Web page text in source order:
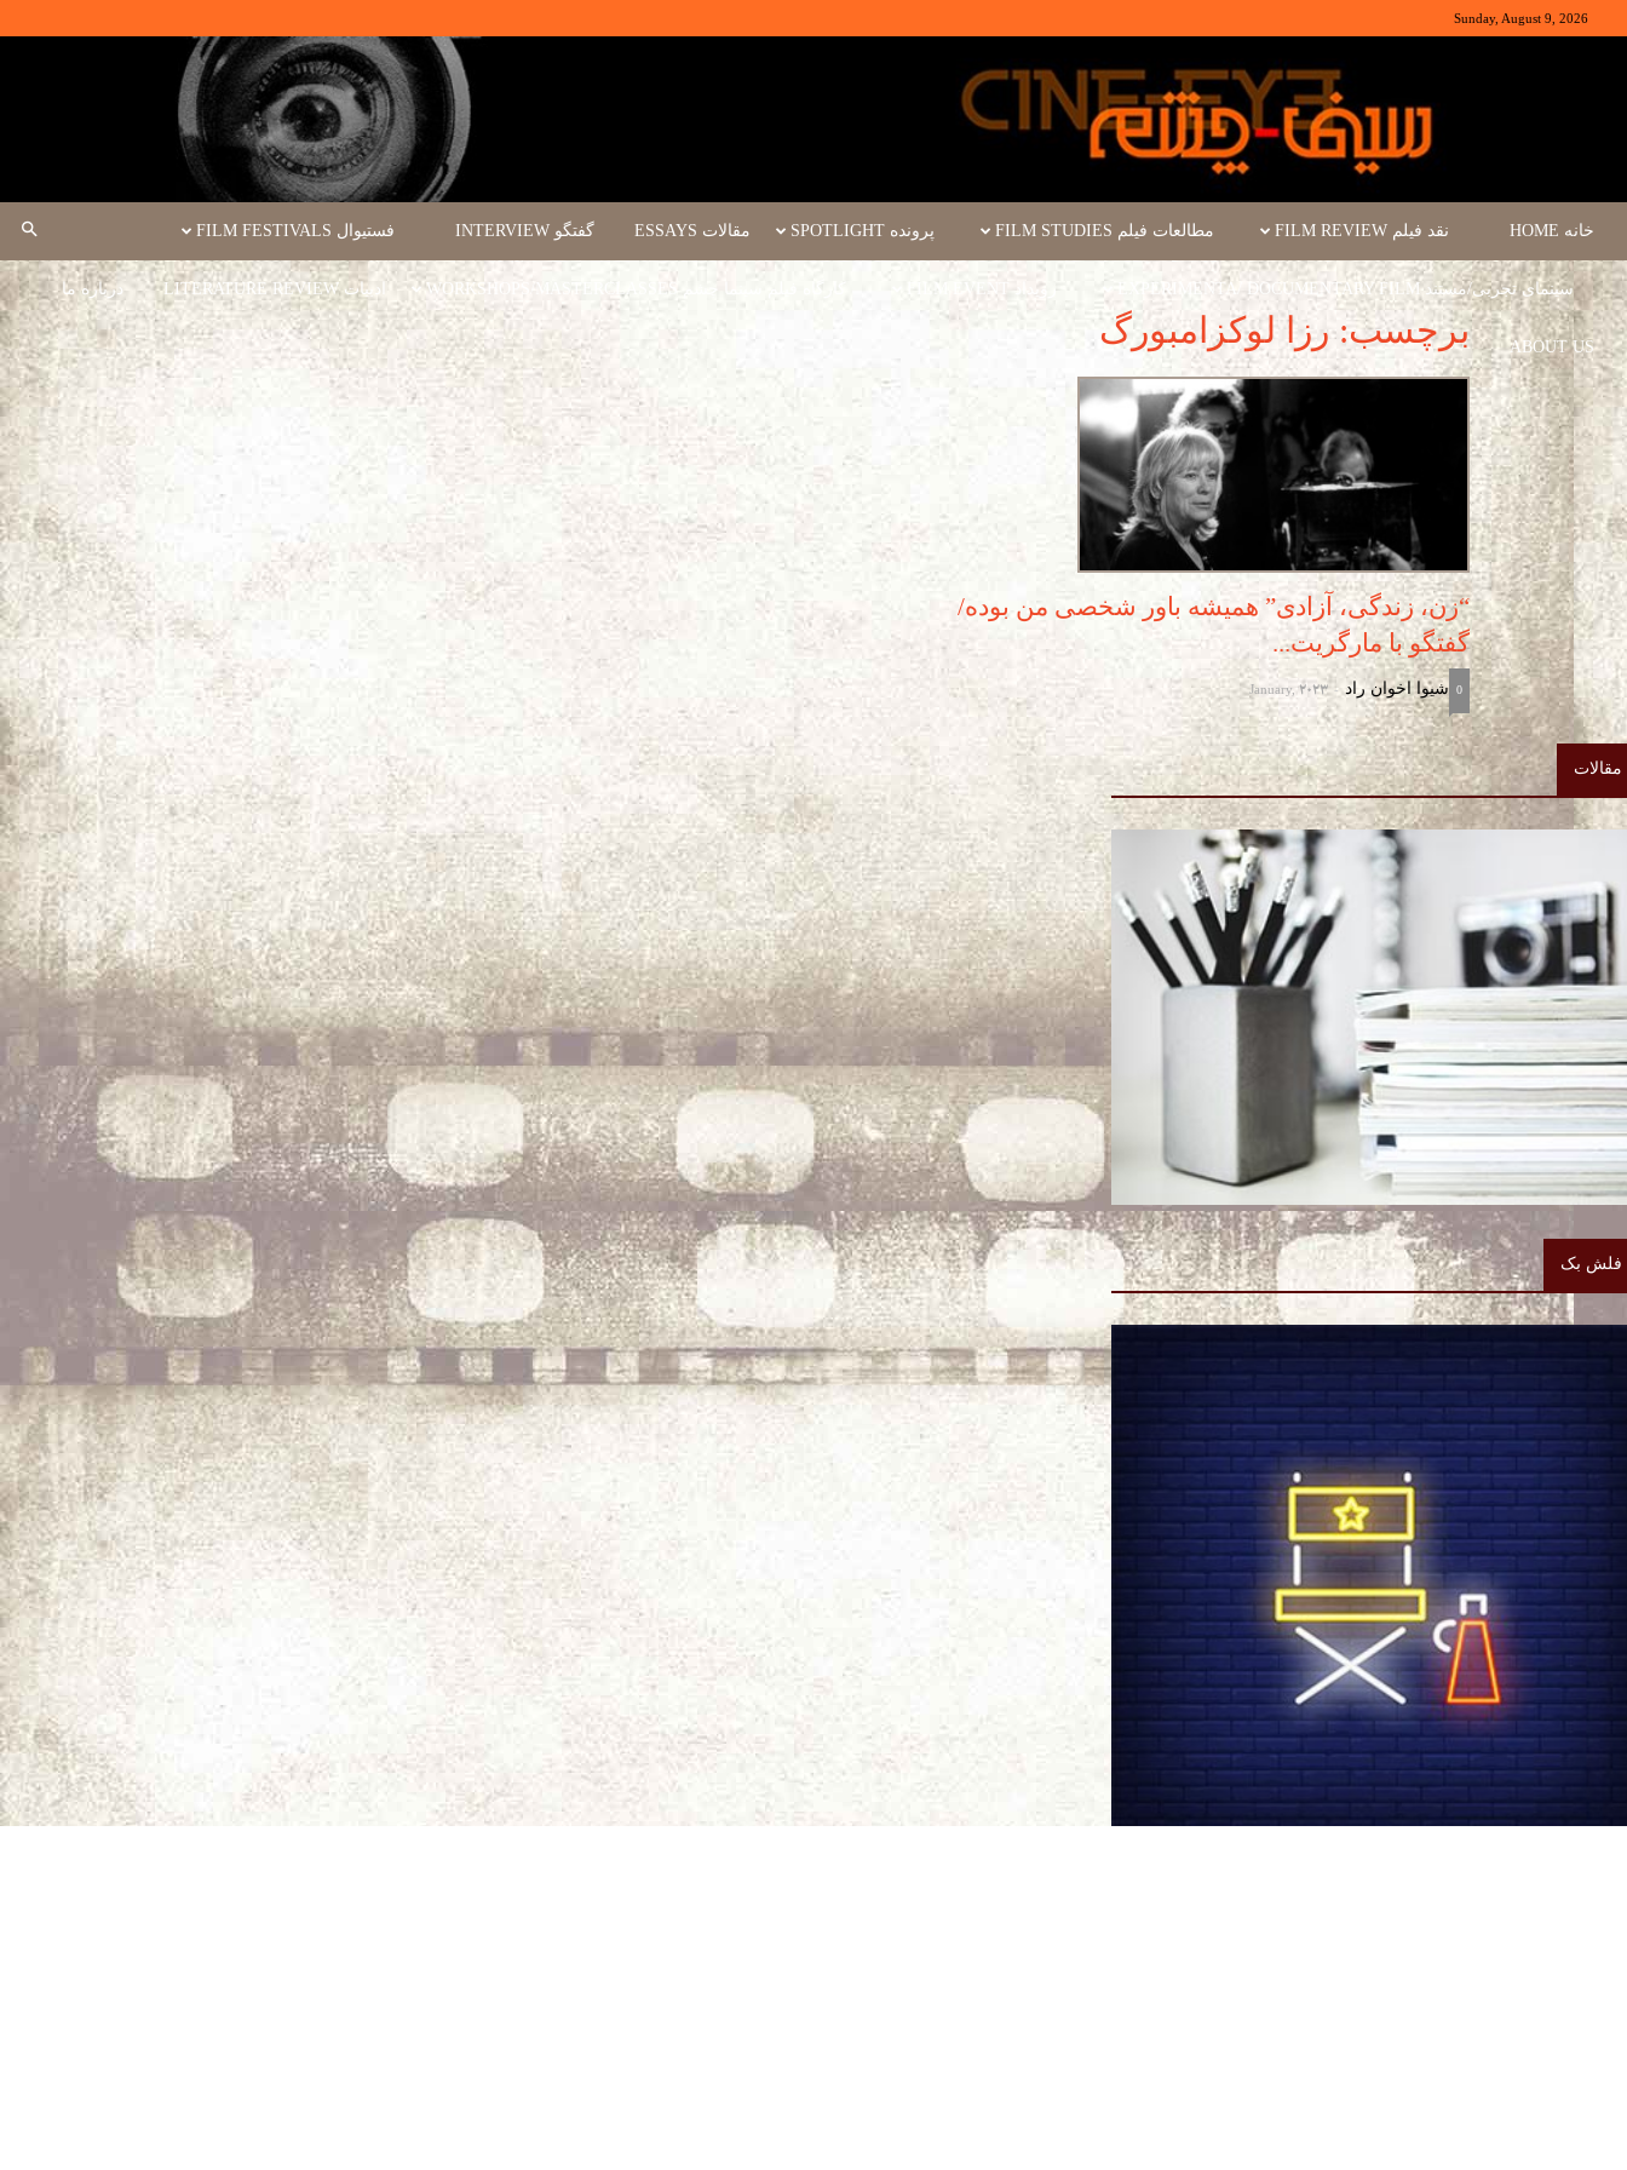
Sunday, August 9, 2026
خانه HOME نقد فیلم FILM REVIEW مطالعات فیلم FILM STUDIES پرونده SPOTLIGHT مقالات ESSAYS گفتگو INTERVIEW فستیوال FILM FESTIVALS
سینمای تجربی/مستند EXPERIMENTA/ DOCUMENTARY FILM رویداد FILM EVENT کارگاه فیلم سینما چشم WORKSHOPS/MASTERCLASSES ادبیات LITERATURE REVIEW درباره ما
ABOUT US برچسب: رزا لوکزامبورگ
“زن، زندگی، آزادی” همیشه باور شخصی من بوده/
گفتگو با مارگریت...
شیوا اخوان راد -
January, 2023 0
مقالات
فلش بک